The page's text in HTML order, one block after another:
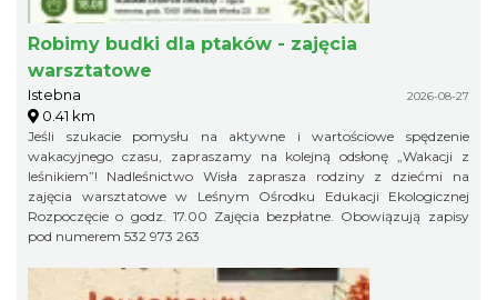
Robimy budki dla ptaków - zajęcia
warsztatowe
Istebna 2026-08-27
0.41 km
Jeśli szukacie pomysłu na aktywne i wartościowe spędzenie
wakacyjnego czasu, zapraszamy na kolejną odsłonę „Wakacji z
leśnikiem”! Nadleśnictwo Wisła zaprasza rodziny z dziećmi na
zajęcia warsztatowe w Leśnym Ośrodku Edukacji Ekologicznej
Rozpoczęcie o godz. 17.00 Zajęcia bezpłatne. Obowiązują zapisy
pod numerem 532 973 263